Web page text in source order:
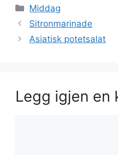
Kategorier
Middag
Sitronmarinade
Asiatisk potetsalat
Legg igjen en